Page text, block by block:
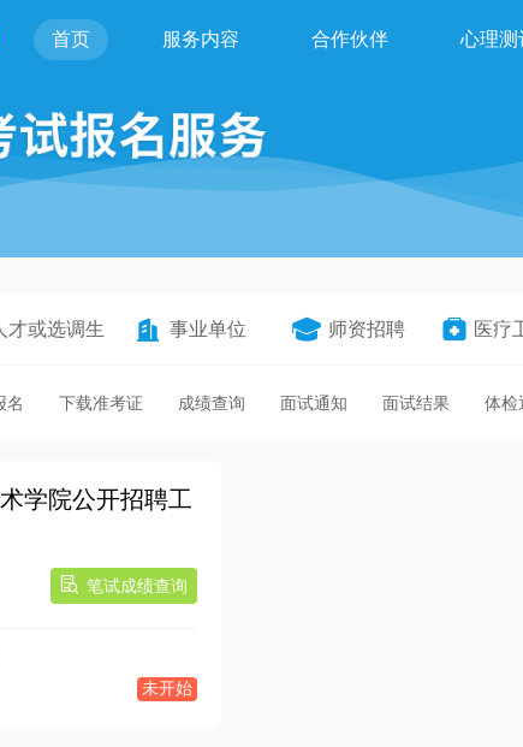
首页 服务内容 合作伙伴 心理测
才或选调生 事业单位 师资招聘 医疗
名 下载准考证 成绩查询 面试通知 面试结果 体检
学院公开招聘工
笔试成绩查询
未开始